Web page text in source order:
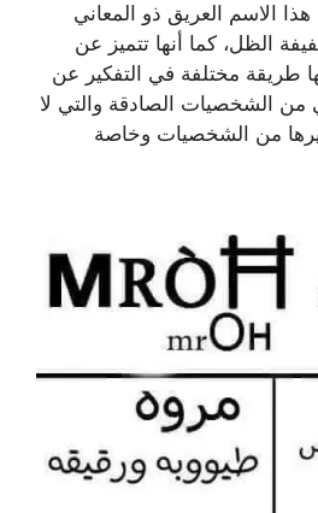
الاسم العريق ذو المعاني
الظل، كما أنها تتميز عن
طريقة مختلفة في التفكير عن
من الشخصيات الصادقة والتي لا
من الشخصيات وخاصة